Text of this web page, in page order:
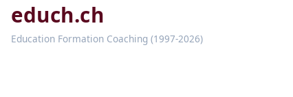
educh.ch
Education Formation Coaching (1997-2026)